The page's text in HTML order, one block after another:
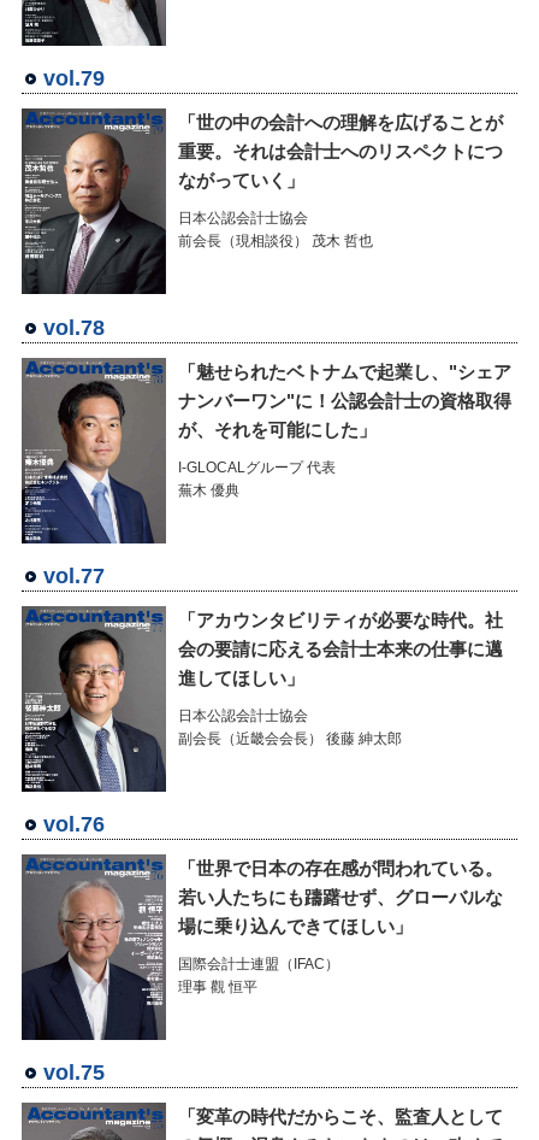
vol.79
「世の中の会計への理解を広げることが
重要。それは会計士へのリスペクトにつ
ながっていく」
日本公認会計士協会
前会長（現相談役） 茂木 哲也
vol.78
「魅せられたベトナムで起業し、"シェア
ナンバーワン"に！公認会計士の資格取得
が、それを可能にした」
I-GLOCALグループ 代表
蕪木 優典
vol.77
「アカウンタビリティが必要な時代。社
会の要請に応える会計士本来の仕事に邁
進してほしい」
日本公認会計士協会
副会長（近畿会会長） 後藤 紳太郎
vol.76
「世界で日本の存在感が問われている。
若い人たちにも躊躇せず、グローバルな
場に乗り込んできてほしい」
国際会計士連盟（IFAC）
理事 觀 恒平
vol.75
「変革の時代だからこそ、監査人として